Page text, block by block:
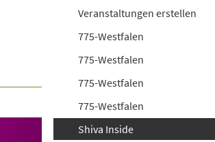
Veranstaltungen erstellen
775-Westfalen
775-Westfalen
775-Westfalen
775-Westfalen
Shiva Inside